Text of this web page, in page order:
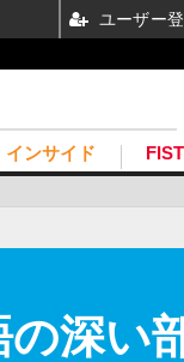
インサイド
深い
ユーザー